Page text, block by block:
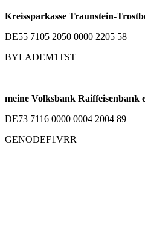
Kreissparkasse Traunstein-
DE55 7105 2050 0000 2205 58
BYLADEM1TST
meine Volksbank Raiffeisenbank
DE73 7116 0000 0004 2004 89
GENODEF1VRR